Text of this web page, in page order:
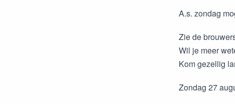
A.s. zondag
Zie de
Wil je meer
Kom gezellig
Zondag 27